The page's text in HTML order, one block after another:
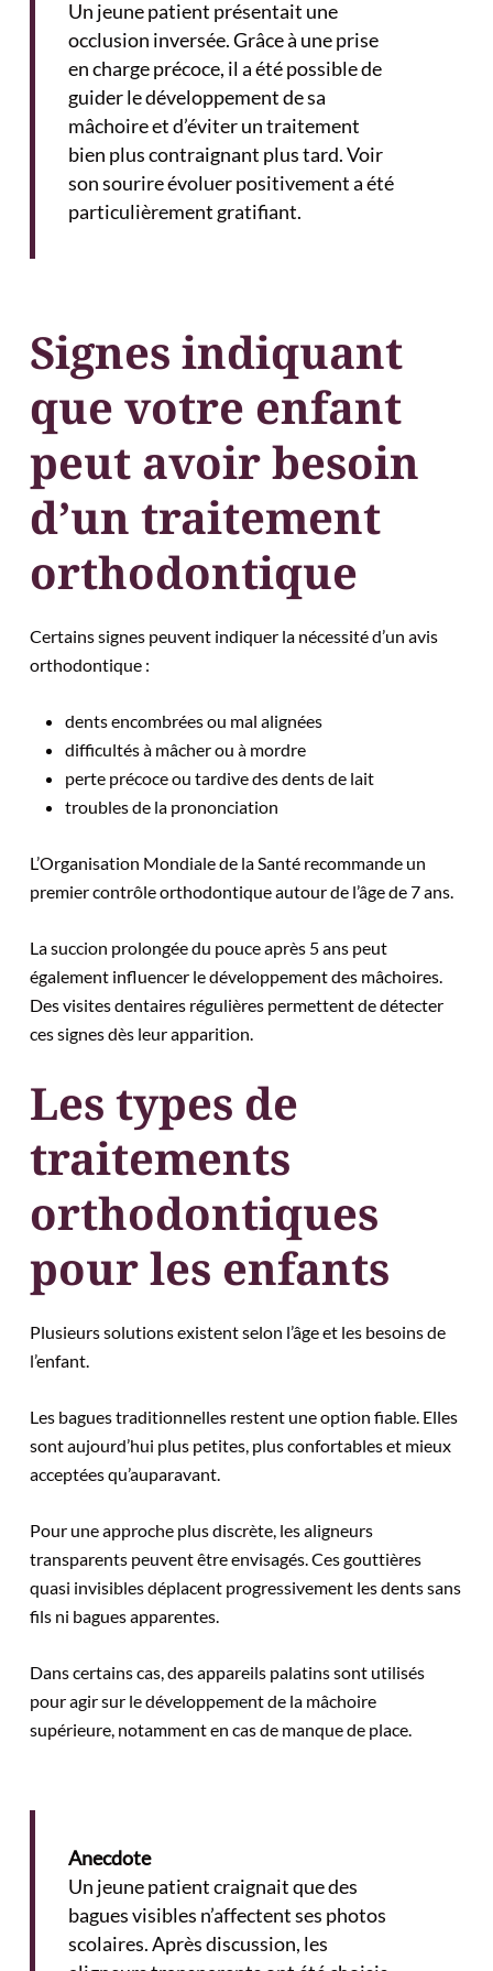
Un jeune patient présentait une
occlusion inversée. Grâce à une prise
en charge précoce, il a été possible de
guider le développement de sa
mâchoire et d’éviter un traitement
bien plus contraignant plus tard. Voir
son sourire évoluer positivement a été
particulièrement gratifiant.
Signes indiquant
que votre enfant
peut avoir besoin
d’un traitement
orthodontique
Certains signes peuvent indiquer la nécessité d’un avis
orthodontique :
dents encombrées ou mal alignées
difficultés à mâcher ou à mordre
perte précoce ou tardive des dents de lait
troubles de la prononciation
L’Organisation Mondiale de la Santé recommande un
premier contrôle orthodontique autour de l’âge de 7 ans.
La succion prolongée du pouce après 5 ans peut
également influencer le développement des mâchoires.
Des visites dentaires régulières permettent de détecter
ces signes dès leur apparition.
Les types de
traitements
orthodontiques
pour les enfants
Plusieurs solutions existent selon l’âge et les besoins de
l’enfant.
Les bagues traditionnelles restent une option fiable. Elles
sont aujourd’hui plus petites, plus confortables et mieux
acceptées qu’auparavant.
Pour une approche plus discrète, les aligneurs
transparents peuvent être envisagés. Ces gouttières
quasi invisibles déplacent progressivement les dents sans
fils ni bagues apparentes.
Dans certains cas, des appareils palatins sont utilisés
pour agir sur le développement de la mâchoire
supérieure, notamment en cas de manque de place.
Anecdote
Un jeune patient craignait que des
bagues visibles n’affectent ses photos
scolaires. Après discussion, les